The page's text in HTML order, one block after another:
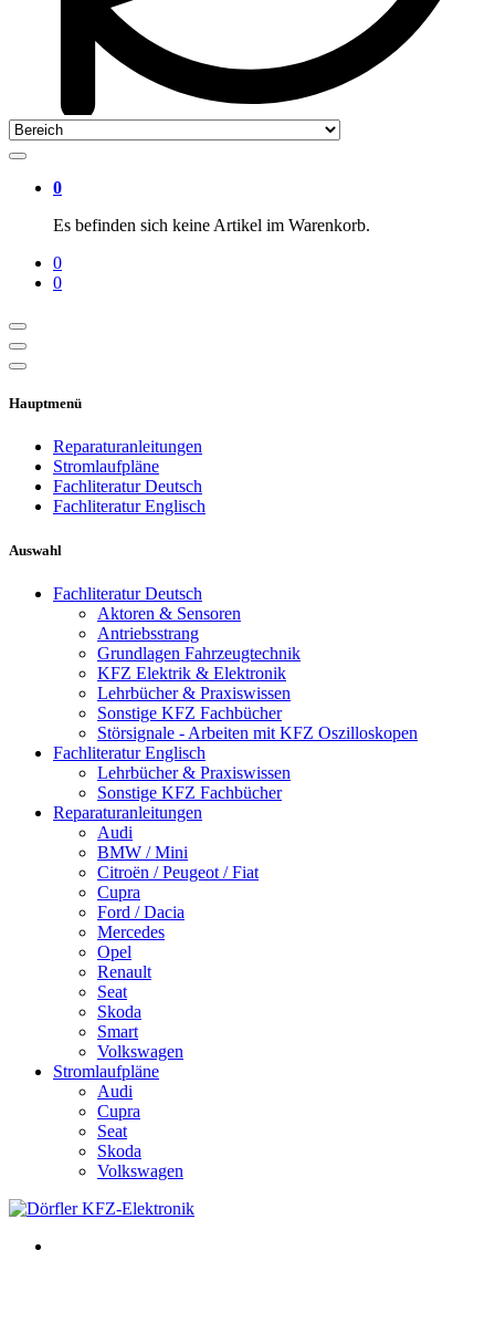
0
Es befinden sich keine Artikel im Warenkorb.
0
0
Hauptmenü
Reparaturanleitungen
Stromlaufpläne
Fachliteratur Deutsch
Fachliteratur Englisch
Auswahl
Fachliteratur Deutsch
Aktoren & Sensoren
Antriebsstrang
Grundlagen Fahrzeugtechnik
KFZ Elektrik & Elektronik
Lehrbücher & Praxiswissen
Sonstige KFZ Fachbücher
Störsignale - Arbeiten mit KFZ Oszilloskopen
Fachliteratur Englisch
Lehrbücher & Praxiswissen
Sonstige KFZ Fachbücher
Reparaturanleitungen
Audi
BMW / Mini
Citroën / Peugeot / Fiat
Cupra
Ford / Dacia
Mercedes
Opel
Renault
Seat
Skoda
Smart
Volkswagen
Stromlaufpläne
Audi
Cupra
Seat
Skoda
Volkswagen